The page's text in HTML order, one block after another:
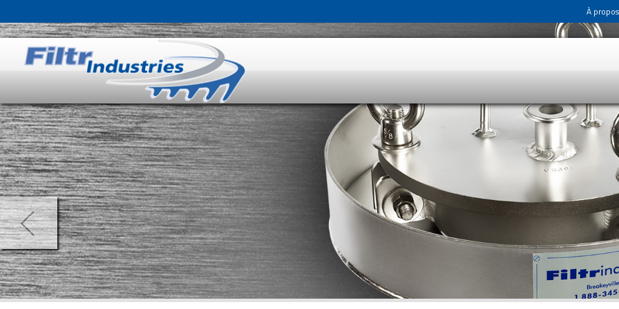
À propos
POUR NOUS, LA FILTRATION EST
La filtration est un secteur peu documenté, où chaque projet présente des caractéristiques
Pour cette raison, Filtrindustries privilégie une approche sur mesure, en offrant à ses clients
pour répondre parfaitement à leurs besoins.